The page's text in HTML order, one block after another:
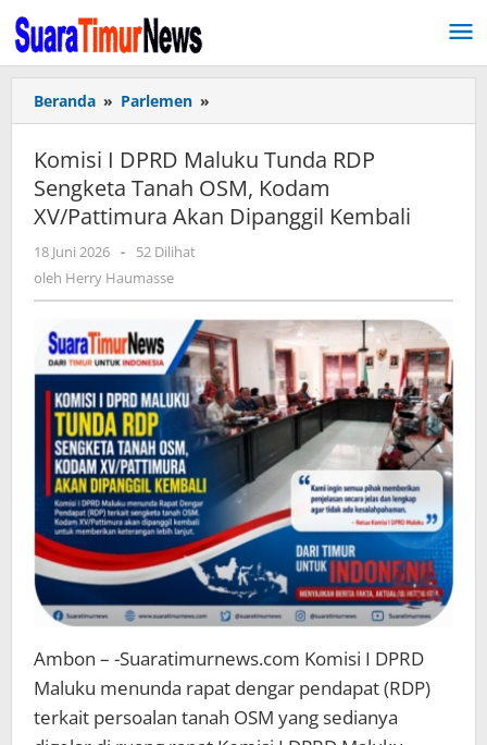
Lewati
ke
konten
Beranda » Parlemen »
I
DPRD
Maluku
Tunda
RDP
Kodam
XV/Pattimura
Akan
Dipanggil
Kembali
Komisi I DPRD Maluku Tunda RDP
Sengketa Tanah OSM, Kodam
XV/Pattimura Akan Dipanggil Kembali
18 Juni 2026 oleh
Herry
-
52 Dilihat
oleh Herry Haumasse
Ambon – -Suaratimurnews.com Komisi I DPRD
Maluku menunda rapat dengar pendapat (RDP)
terkait persoalan tanah OSM yang sedianya